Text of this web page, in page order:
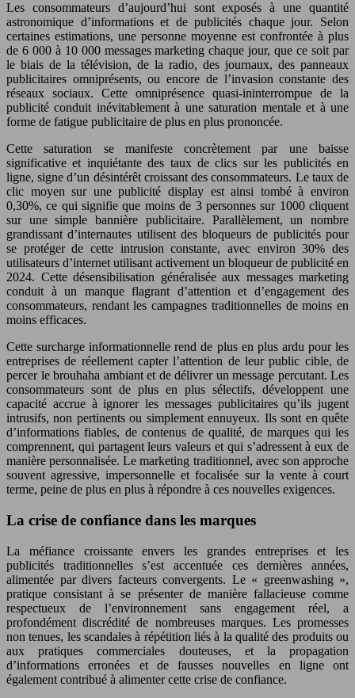
Les consommateurs d’aujourd’hui sont exposés à une quantité
astronomique d’informations et de publicités chaque jour. Selon
certaines estimations, une personne moyenne est confrontée à plus
de 6 000 à 10 000 messages marketing chaque jour, que ce soit par
le biais de la télévision, de la radio, des journaux, des panneaux
publicitaires omniprésents, ou encore de l’invasion constante des
réseaux sociaux. Cette omniprésence quasi-ininterrompue de la
publicité conduit inévitablement à une saturation mentale et à une
forme de fatigue publicitaire de plus en plus prononcée.
Cette saturation se manifeste concrètement par une baisse
significative et inquiétante des taux de clics sur les publicités en
ligne, signe d’un désintérêt croissant des consommateurs. Le taux de
clic moyen sur une publicité display est ainsi tombé à environ
0,30%, ce qui signifie que moins de 3 personnes sur 1000 cliquent
sur une simple bannière publicitaire. Parallèlement, un nombre
grandissant d’internautes utilisent des bloqueurs de publicités pour
se protéger de cette intrusion constante, avec environ 30% des
utilisateurs d’internet utilisant activement un bloqueur de publicité en
2024. Cette désensibilisation généralisée aux messages marketing
conduit à un manque flagrant d’attention et d’engagement des
consommateurs, rendant les campagnes traditionnelles de moins en
moins efficaces.
Cette surcharge informationnelle rend de plus en plus ardu pour les
entreprises de réellement capter l’attention de leur public cible, de
percer le brouhaha ambiant et de délivrer un message percutant. Les
consommateurs sont de plus en plus sélectifs, développent une
capacité accrue à ignorer les messages publicitaires qu’ils jugent
intrusifs, non pertinents ou simplement ennuyeux. Ils sont en quête
d’informations fiables, de contenus de qualité, de marques qui les
comprennent, qui partagent leurs valeurs et qui s’adressent à eux de
manière personnalisée. Le marketing traditionnel, avec son approche
souvent agressive, impersonnelle et focalisée sur la vente à court
terme, peine de plus en plus à répondre à ces nouvelles exigences.
La crise de confiance dans les marques
La méfiance croissante envers les grandes entreprises et les
publicités traditionnelles s’est accentuée ces dernières années,
alimentée par divers facteurs convergents. Le « greenwashing »,
pratique consistant à se présenter de manière fallacieuse comme
respectueux de l’environnement sans engagement réel, a
profondément discrédité de nombreuses marques. Les promesses
non tenues, les scandales à répétition liés à la qualité des produits ou
aux pratiques commerciales douteuses, et la propagation
d’informations erronées et de fausses nouvelles en ligne ont
également contribué à alimenter cette crise de confiance.